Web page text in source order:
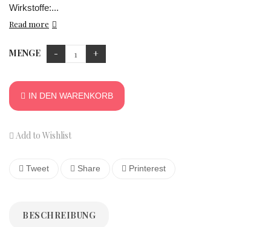
Wirkstoffe:...
Read more
MENGE
IN DEN WARENKORB
Add to Wishlist
Tweet Share Printerest
BESCHREIBUNG